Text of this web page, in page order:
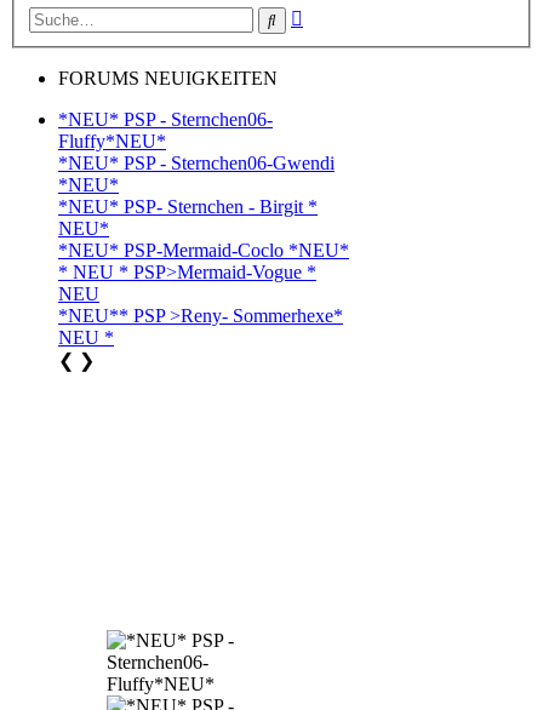
Suche
FORUMS NEUIGKEITEN
*NEU* PSP - Sternchen06-
Fluffy*NEU*
*NEU* PSP - Sternchen06-Gwendi
*NEU*
*NEU* PSP- Sternchen - Birgit *
NEU*
*NEU* PSP-Mermaid-Coclo *NEU*
* NEU * PSP>Mermaid-Vogue *
NEU
*NEU** PSP >Reny- Sommerhexe*
NEU *
❮ ❯